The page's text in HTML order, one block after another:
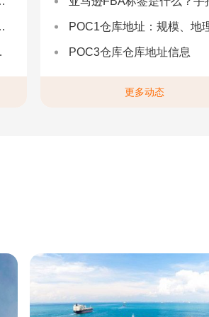
POC1仓库地址：规模、地理与优势分
POC3仓库仓库地址信息
更多动态